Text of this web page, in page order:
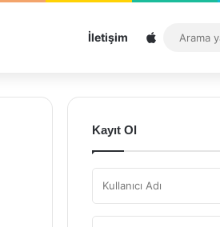
İletişim Sitemap
Kayıt Ol